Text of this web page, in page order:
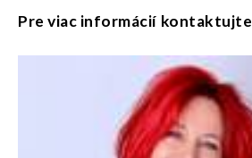
Pre viac informácií kontaktujte